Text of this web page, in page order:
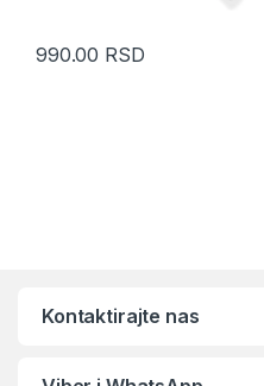
990.00 RSD
Kontaktirajte nas